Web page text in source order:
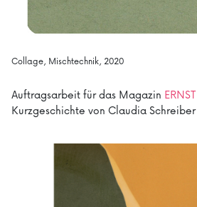
Collage, Mischtechnik, 2020
Auftragsarbeit für das Magazin ERNST
Kurzgeschichte von Claudia Schreiber